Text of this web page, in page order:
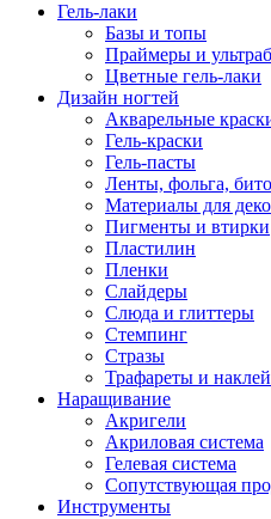
Гель-лаки
Базы и топы
Праймеры и
Цветные гель-лаки
Дизайн ногтей
Акварельные
Гель-краски
Гель-пасты
Ленты, фольга,
Материалы для
Пигменты и втирки
Пластилин
Пленки
Слайдеры
Слюда и глиттеры
Стемпинг
Стразы
Трафареты и
Наращивание
Акригели
Акриловая система
Гелевая система
Сопутствующая
Инструменты